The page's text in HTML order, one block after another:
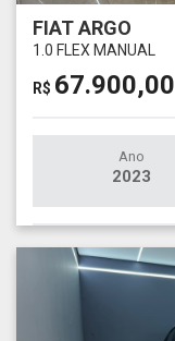
FIAT ARGO
1.0 FLEX MANUAL
R$ 67.900,00
Ano
2023